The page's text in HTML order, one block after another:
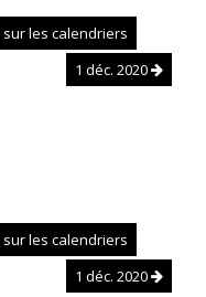
sur les calendriers
1 déc. 2020
sur les calendriers
1 déc. 2020